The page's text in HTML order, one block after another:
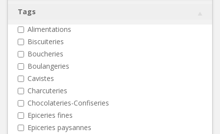
Tags
Alimentations
Biscuiteries
Boucheries
Boulangeries
Cavistes
Charcuteries
Chocolateries-Confiseries
Epiceries fines
Epiceries paysannes